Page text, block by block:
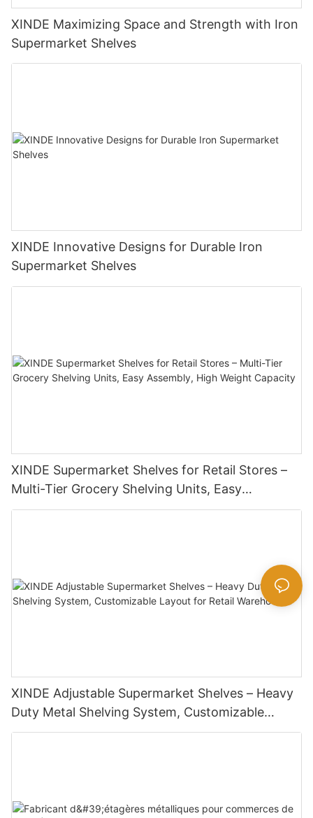
XINDE Maximizing Space and Strength with Iron
Supermarket Shelves
XINDE Innovative Designs for Durable Iron
Supermarket Shelves
XINDE Supermarket Shelves for Retail Stores –
Multi-Tier Grocery Shelving Units, Easy
Assembly, High Weight Capacity
XINDE Adjustable Supermarket Shelves – Heavy
Duty Metal Shelving System, Customizable
Layout for Retail <000000> Warehouses